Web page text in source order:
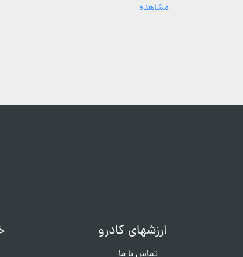
مشاهده
ارزشهای کادرو